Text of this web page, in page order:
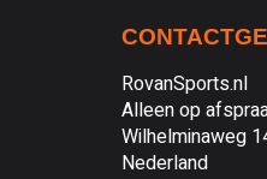
RovanSports.nl
Alleen op
Wilhelminaweg
Nederland